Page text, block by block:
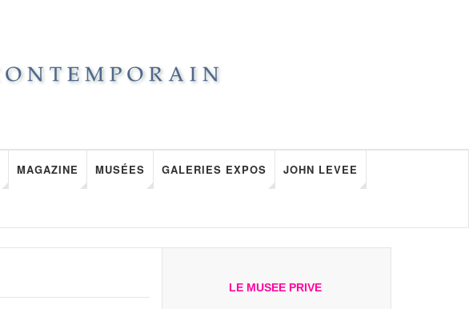
MAGAZINE MUSÉES GALERIES EXPOS JOHN LEVEE
LE MUSEE PRIVE